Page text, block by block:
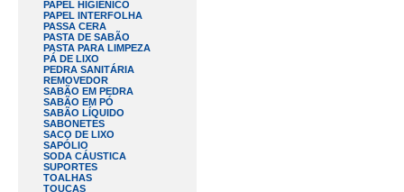
PAPEL HIGIÊNICO
PAPEL INTERFOLHA
PASSA CERA
PASTA DE SABÃO
PASTA PARA LIMPEZA
PÁ DE LIXO
PEDRA SANITÁRIA
REMOVEDOR
SABÃO EM PEDRA
SABÃO EM PÓ
SABÃO LÍQUIDO
SABONETES
SACO DE LIXO
SAPÓLIO
SODA CÁUSTICA
SUPORTES
TOALHAS
TOUCAS